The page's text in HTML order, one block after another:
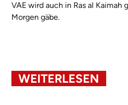
VAE wird auch in Ras al Kaimah
Morgen gäbe.
WEITERLESEN